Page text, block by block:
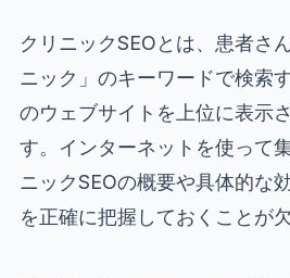
クリニックSEOとは、患者さ
ニック」のキーワードで検索
のウェブサイトを上位に表示
す。インターネットを使って
ニックSEOの概要や具体的な
を正確に把握しておくことが